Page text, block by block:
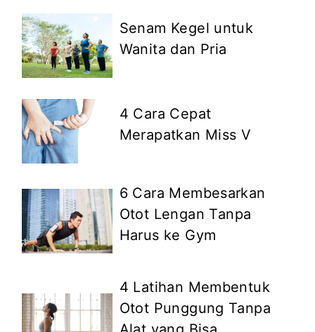
Senam Kegel untuk
Wanita dan Pria
4 Cara Cepat
Merapatkan Miss V
6 Cara Membesarkan
Otot Lengan Tanpa
Harus ke Gym
4 Latihan Membentuk
Otot Punggung Tanpa